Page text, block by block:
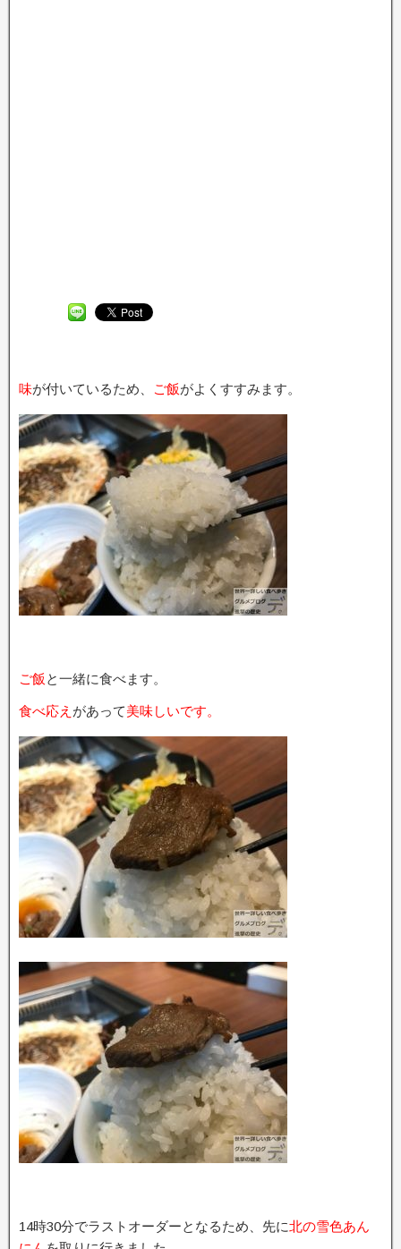
味が付いているため、 ご飯がよくすすみます。
ご飯 と一緒に食べます。
食べ応え があって美味しいです。
14時30分でラストオーダーとなるため、先に北の雪色あん